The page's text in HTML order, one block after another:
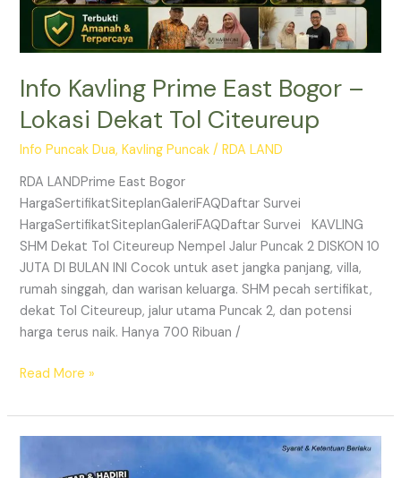
Info Kavling Prime East Bogor –
Lokasi Dekat Tol Citeureup
Info Puncak Dua,Kavling Puncak /RDA LAND
RDA LANDPrime East Bogor
HargaSertifikatSiteplanGaleriFAQDaftar Survei
HargaSertifikatSiteplanGaleriFAQDaftar Survei KAVLING
SHM Dekat Tol Citeureup Nempel Jalur Puncak 2 DISKON 10
JUTA DI BULAN INI Cocok untuk aset jangka panjang, villa,
rumah singgah, dan warisan keluarga. SHM pecah sertifikat,
dekat Tol Citeureup, jalur utama Puncak 2, dan potensi
harga terus naik. Hanya 700 Ribuan /
Read More »
Prime